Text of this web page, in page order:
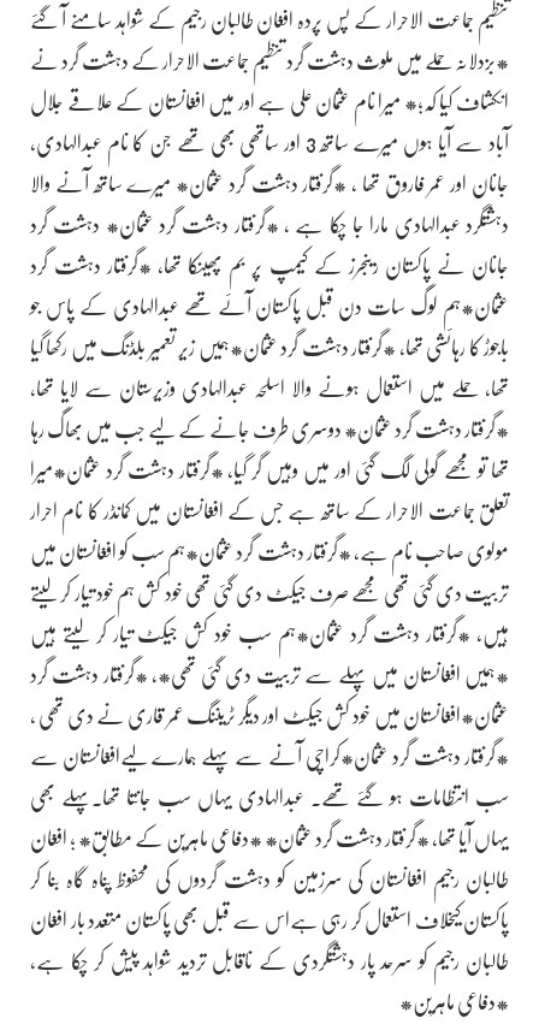
تنظیم جماعت الاحرار کے پس پردہ افغان طالبان رجیم کے شواہد سامنے آ گئے
*بزدلانہ حملے میں ملوث دہشت گرد تنظیم جماعت الاحرار کے دہشت گرد نے
انکشاف کیا کہ؛* میرا نام عثمان علی ہے اور میں افغانستان کے علاقے جلال
آباد سے آیا ہوں میرے ساتھ 3 اور ساتھی بھی تھے جن کا نام عبدالہادی،
جانان اور عمر فاروق تھا ، *گرفتار دہشت گرد عثمان* میرے ساتھ آنے والا
دہشتگرد عبدالہادی مارا جا چکا ہے ، *گرفتار دہشت گرد عثمان* دہشت گرد
جانان نے پاکستان رینجرز کے کیمپ پر بم پھینکا تھا، *گرفتار دہشت گرد
عثمان*ہم لوگ سات دن قبل پاکستان آئے تھے عبدالہادی کے پاس جو
باجوڑ کا رہائشی تھا، *گرفتار دہشت گرد عثمان*ہمیں زیر تعمیر بلڈنگ میں رکھا گیا
تھا، حملے میں استعمال ہونے والا اسلحہ عبدالہادی وزیرستان سے لایا تھا،
*گرفتار دہشت گرد عثمان* دوسری طرف جانے کے لیے جب میں بھاگ رہا
تھا تو مجھے گولی لگ گئی اور میں وہیں گر گیا، *گرفتار دہشت گرد عثمان*میرا
تعلق جماعت الاحرار کے ساتھ ہے جس کے افغانستان میں کمانڈر کا نام احرار
مولوی صاحب نام ہے، *گرفتار دہشت گرد عثمان*ہم سب کو افغانستان میں
تربیت دی گئی تھی مجھے صرف جیکٹ دی گئی تھی خود کش ہم خود تیار کر لیتے
ہیں، *گرفتار دہشت گرد عثمان*ہم سب خود کش جیکٹ تیار کر لیتے ہیں
*ہمیں افغانستان میں پہلے سے تربیت دی گئی تھی*، *گرفتار دہشت گرد
عثمان*افغانستان میں خود کش جیکٹ اور دیگر ٹریننگ عمر قاری نے دی تھی ،
*گرفتار دہشت گرد عثمان*کراچی آنے سے پہلے ہمارے لیےافغانستان سے
سب انتظامات ہو گئے تھے۔ عبدالہادی یہاں سب جانتا تھا۔پہلے بھی
یہاں آیا تھا، *گرفتار دہشت گرد عثمان* *دفاعی ماہرین کے مطابق* ؛ افغان
طالبان رجیم افغانستان کی سرزمین کو دہشت گردوں کی محفوظ پناہ گاہ بنا کر
پاکستان کیخلاف استعمال کر رہی ہےاس سے قبل بھی پاکستان متعدد بار افغان
طالبان رجیم کو سرحد پار دہشتگردی کے ناقابل تردید شواہد پیش کر چکا ہے،
*دفاعی ماہرین*